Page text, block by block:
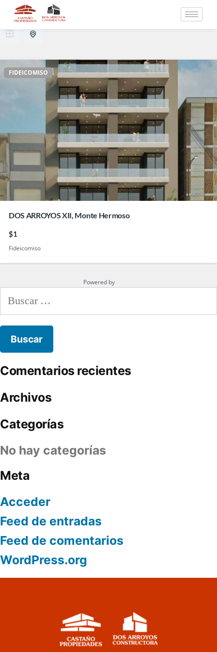
FIDEICOMISO
DOS ARROYOS XII, Monte Hermoso
$1
Fideicomiso
Powered by
Comentarios recientes
Archivos
Categorías
No hay categorías
Meta
Acceder
Feed de entradas
Feed de comentarios
WordPress.org